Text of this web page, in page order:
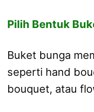
Pilih Bentuk
Buket bunga
seperti hand
bouquet, atau